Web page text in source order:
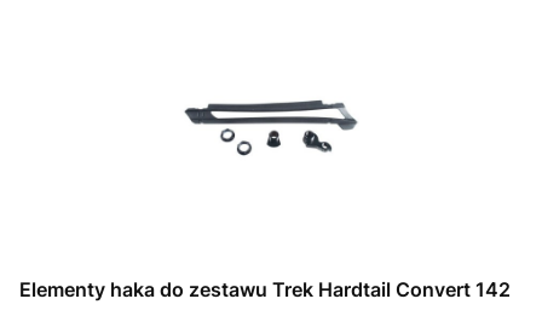
Elementy haka do zestawu Trek Hardtail Convert 142